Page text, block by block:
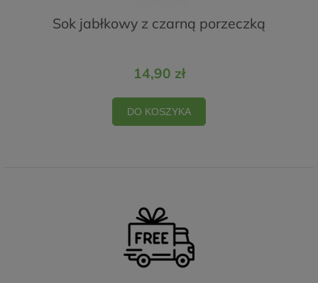
Sok jabłkowy z czarną porzeczką
14,90 zł
DO KOSZYKA